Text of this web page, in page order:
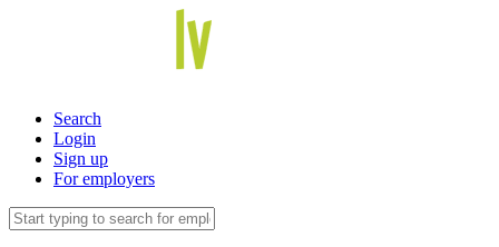
Search
Login
Sign up
For employers